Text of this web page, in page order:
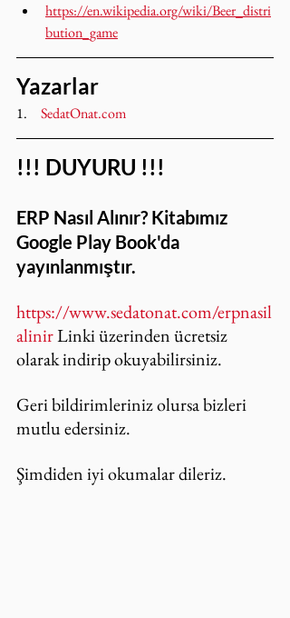
https://en.wikipedia.org/wiki/Beer_distri
bution_game
Yazarlar
1. SedatOnat.com
!!! DUYURU !!!
ERP Nasıl Alınır? Kitabımız
Google Play Book'da
yayınlanmıştır.
https://www.sedatonat.com/erpnasil
alinir Linki üzerinden ücretsiz
olarak indirip okuyabilirsiniz.
Geri bildirimleriniz olursa bizleri
mutlu edersiniz.
Şimdiden iyi okumalar dileriz.